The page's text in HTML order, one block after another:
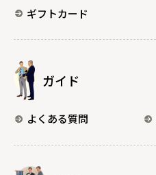
ギフトカード
ガイド
よくある質問